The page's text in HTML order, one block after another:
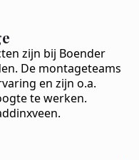
zijn bij Boender
De montageteams
en zijn o.a.
te werken.